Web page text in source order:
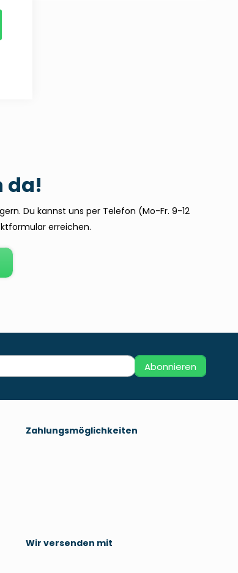
da!
Du kannst uns per Telefon (Mo-Fr. 9-12
erreichen.
Abonnieren
Zahlungsmöglichkeiten
Wir versenden mit